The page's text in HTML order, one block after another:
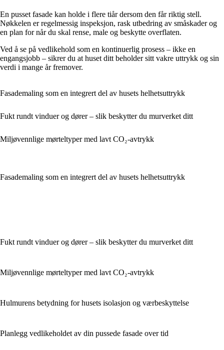
En pusset fasade kan holde i flere tiår dersom den får riktig stell.
Nøkkelen er regelmessig inspeksjon, rask utbedring av småskader og
en plan for når du skal rense, male og beskytte overflaten.
Ved å se på vedlikehold som en kontinuerlig prosess – ikke en
engangsjobb – sikrer du at huset ditt beholder sitt vakre uttrykk og sin
verdi i mange år fremover.
Fasademaling som en integrert del av husets helhetsuttrykk
Fukt rundt vinduer og dører – slik beskytter du murverket ditt
Miljøvennlige mørteltyper med lavt CO₂-avtrykk
Fasademaling som en integrert del av husets helhetsuttrykk
Fukt rundt vinduer og dører – slik beskytter du murverket ditt
Miljøvennlige mørteltyper med lavt CO₂-avtrykk
Hulmurens betydning for husets isolasjon og værbeskyttelse
Planlegg vedlikeholdet av din pussede fasade over tid